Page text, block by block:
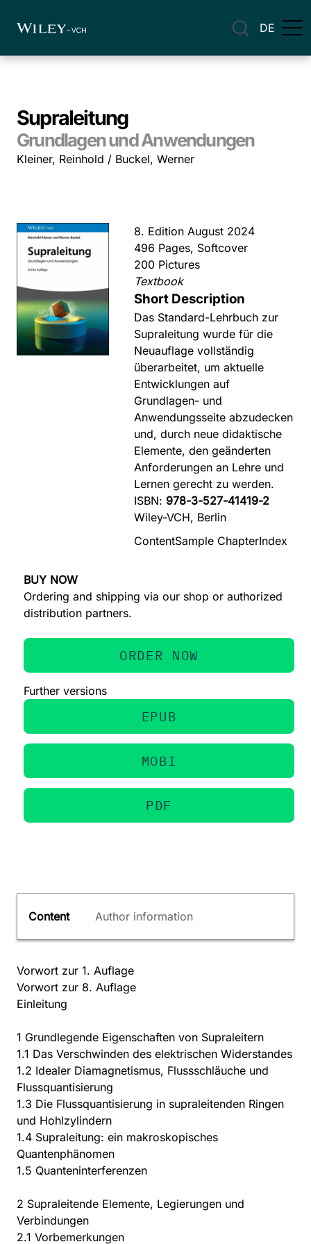
DE
Supraleitung
Grundlagen und Anwendungen
Kleiner, Reinhold / Buckel, Werner
8. Edition August 2024
496 Pages, Softcover
200 Pictures
Textbook
Short Description
Das Standard-Lehrbuch zur
Supraleitung wurde für die
Neuauflage vollständig
überarbeitet, um aktuelle
Entwicklungen auf
Grundlagen- und
Anwendungsseite abzudecken
und, durch neue didaktische
Elemente, den geänderten
Anforderungen an Lehre und
Lernen gerecht zu werden.
ISBN: 978-3-527-41419-2
Wiley-VCH, Berlin
ContentSample ChapterIndex
BUY NOW
Ordering and shipping via our shop or authorized
distribution partners.
ORDER NOW
Further versions
EPUB
MOBI
PDF
Content Author information
Vorwort zur 1. Auflage
Vorwort zur 8. Auflage
Einleitung
1 Grundlegende Eigenschaften von Supraleitern
1.1 Das Verschwinden des elektrischen Widerstandes
1.2 Idealer Diamagnetismus, Flussschläuche und
Flussquantisierung
1.3 Die Flussquantisierung in supraleitenden Ringen
und Hohlzylindern
1.4 Supraleitung: ein makroskopisches
Quantenphänomen
1.5 Quanteninterferenzen
2 Supraleitende Elemente, Legierungen und
Verbindungen
2.1 Vorbemerkungen